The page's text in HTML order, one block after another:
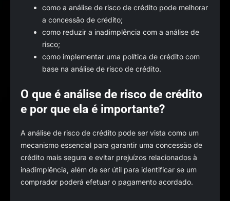
como a análise de risco de crédito pode melhorar
a concessão de crédito;
como reduzir a inadimplência com a análise de
risco;
como implementar uma política de crédito com
base na análise de risco de crédito.
O que é análise de risco de crédito
e por que ela é importante?
A análise de risco de crédito pode ser vista como um
mecanismo essencial para garantir uma concessão de
crédito mais segura e evitar prejuízos relacionados à
inadimplência, além de ser útil para identificar se um
comprador poderá efetuar o pagamento acordado.